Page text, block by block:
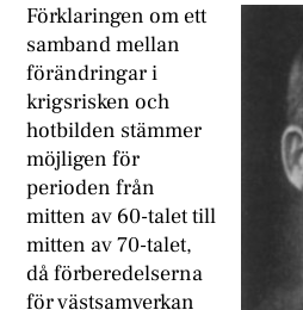
Förklaringen om ett
samband mellan
förändringar i
krigsrisken och
hotbilden stämmer
möjligen för
perioden från
mitten av 60-talet till
mitten av 70-talet,
då förberedelserna
för västsamverkan